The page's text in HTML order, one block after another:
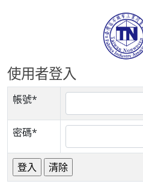
使用者登入
帳號*
密碼*